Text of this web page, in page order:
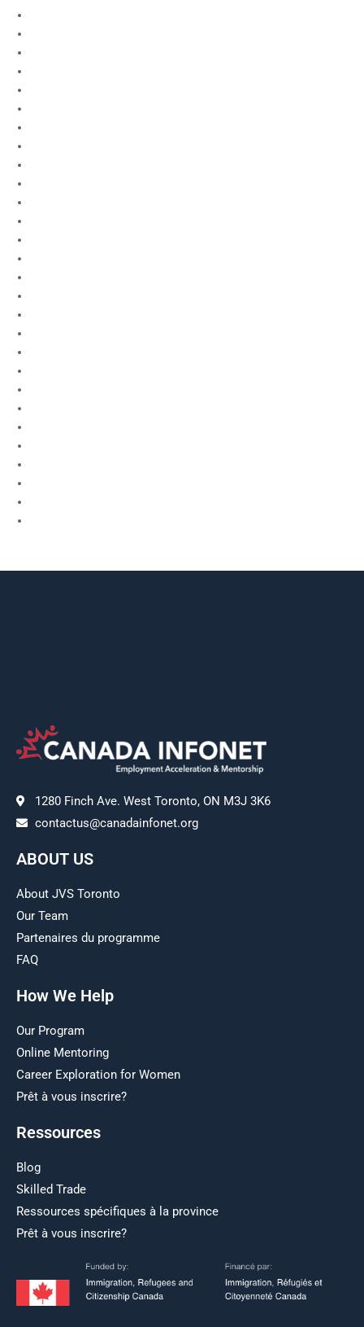
1280 Finch Ave. West Toronto, ON M3J 3K6
contactus@canadainfonet.org
ABOUT US
About JVS Toronto
Our Team
Partenaires du programme
FAQ
How We Help
Our Program
Online Mentoring
Career Exploration for Women
Prêt à vous inscrire?
Ressources
Blog
Skilled Trade
Ressources spécifiques à la province
Prêt à vous inscrire?